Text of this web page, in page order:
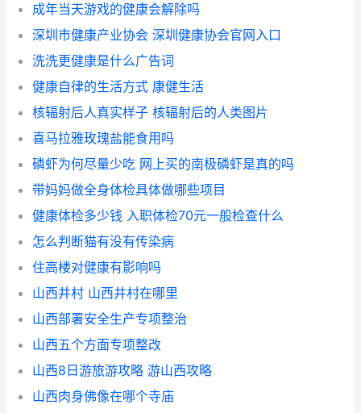
成年当天游戏的健康会解除吗
深圳市健康产业协会 深圳健康协会官网入口
洗洗更健康是什么广告词
健康自律的生活方式 康健生活
核辐射后人真实样子 核辐射后的人类图片
喜马拉雅玫瑰盐能食用吗
磷虾为何尽量少吃 网上买的南极磷虾是真的吗
带妈妈做全身体检具体做哪些项目
健康体检多少钱 入职体检70元一般检查什么
怎么判断猫有没有传染病
住高楼对健康有影响吗
山西井村 山西井村在哪里
山西部署安全生产专项整治
山西五个方面专项整改
山西8日游旅游攻略 游山西攻略
山西肉身佛像在哪个寺庙